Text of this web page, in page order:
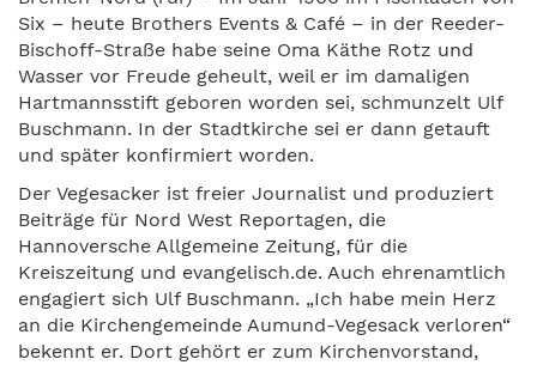
Six – heute Brothers Events & Café – in der Reeder-
Bischoff-Straße habe seine Oma Käthe Rotz und
Wasser vor Freude geheult, weil er im damaligen
Hartmannsstift geboren worden sei, schmunzelt Ulf
Buschmann. In der Stadtkirche sei er dann getauft
und später konfirmiert worden.
Der Vegesacker ist freier Journalist und produziert
Beiträge für Nord West Reportagen, die
Hannoversche Allgemeine Zeitung, für die
Kreiszeitung und evangelisch.de. Auch ehrenamtlich
engagiert sich Ulf Buschmann. „Ich habe mein Herz
an die Kirchengemeinde Aumund-Vegesack verloren“
bekennt er. Dort gehört er zum Kirchenvorstand,